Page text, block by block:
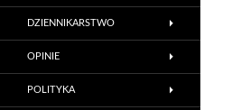
DZIENNIKARSTWO
OPINIE
POLITYKA